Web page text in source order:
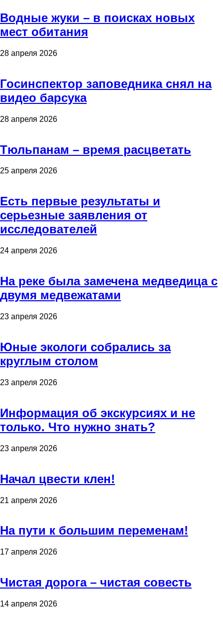
Водные жуки – в поисках новых
мест обитания
28 апреля 2026
Госинспектор заповедника снял на
видео барсука
28 апреля 2026
Тюльпанам – время расцветать
25 апреля 2026
Есть первые результаты и
серьезные заявления от
исследователей
24 апреля 2026
На реке была замечена медведица с
двумя медвежатами
23 апреля 2026
Юные экологи собрались за
круглым столом
23 апреля 2026
Информация об экскурсиях и не
только. Что нужно знать?
23 апреля 2026
Начал цвести клен!
21 апреля 2026
На пути к большим переменам!
17 апреля 2026
Чистая дорога – чистая совесть
14 апреля 2026